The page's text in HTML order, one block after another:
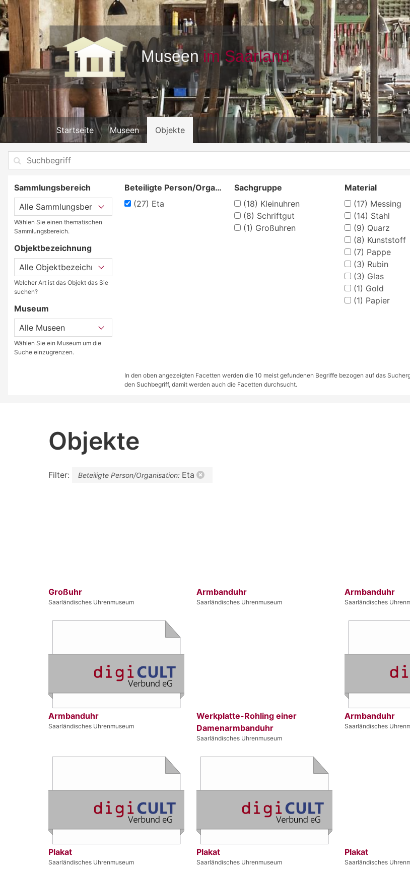
Startseite Museen Objekte
Sammlungsbereich
Wählen Sie einen thematischen
Sammlungsbereich.
Objektbezeichnung
Welcher Art ist das Objekt das Sie
suchen?
Museum
Wählen Sie ein Museum um die
Suche einzugrenzen.
Beteiligte Person/Organisation
(27) Eta
Sachgruppe
(18) Kleinuhren
(8) Schriftgut
(1) Großuhren
Material
(17) Messing
(14) Stahl
(9) Quarz
(8) Kunststoff
(7) Pappe
(3) Rubin
(3) Glas
(1) Gold
(1) Papier
In den oben angezeigten Facetten werden die 10 meist gefundenen Begriffe bezogen auf das
den Suchbegriff, damit werden auch die Facetten durchsucht.
Objekte
Filter: Beteiligte Person/Organisation: Eta
Großuhr
Saarländisches Uhrenmuseum
Armbanduhr
Saarländisches Uhrenmuseum
Armbanduhr
Saarländisches
Armbanduhr
Saarländisches Uhrenmuseum
Werkplatte-Rohling einer
Damenarmbanduhr
Saarländisches Uhrenmuseum
Armbanduhr
Saarländisches
Plakat
Saarländisches Uhrenmuseum
Plakat
Saarländisches Uhrenmuseum
Plakat
Saarländisches